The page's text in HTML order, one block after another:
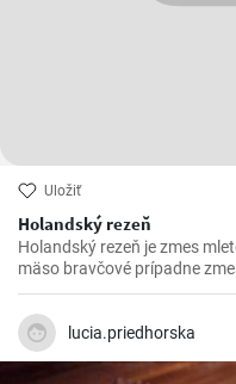
Uložiť
Holandský rezeň
Holandský rezeň je zmes
mäso bravčové prípadne
pomere 2 : 1.
lucia.priedhorska